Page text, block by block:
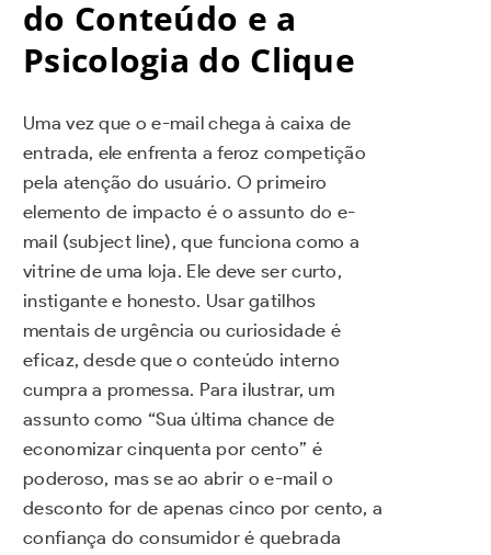
do Conteúdo e a
Psicologia do Clique
Uma vez que o e-mail chega à caixa de
entrada, ele enfrenta a feroz competição
pela atenção do usuário. O primeiro
elemento de impacto é o assunto do e-
mail (subject line), que funciona como a
vitrine de uma loja. Ele deve ser curto,
instigante e honesto. Usar gatilhos
mentais de urgência ou curiosidade é
eficaz, desde que o conteúdo interno
cumpra a promessa. Para ilustrar, um
assunto como “Sua última chance de
economizar cinquenta por cento” é
poderoso, mas se ao abrir o e-mail o
desconto for de apenas cinco por cento, a
confiança do consumidor é quebrada